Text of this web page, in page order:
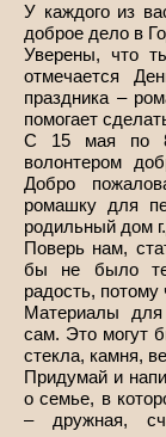
У каждого из
доброе дело в
Уверены, что
отмечается
праздника –
помогает
С 15 мая по
волонтером
Добро
ромашку для
родильный дом
Поверь нам,
бы не было
радость,
Материалы
сам. Это могут
стекла, камня,
Придумай и
о семье, в
– дружная,